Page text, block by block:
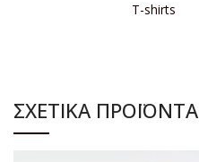
T-shirts
ΣΧΕΤΙΚΆ ΠΡΟΪΌΝΤΑ